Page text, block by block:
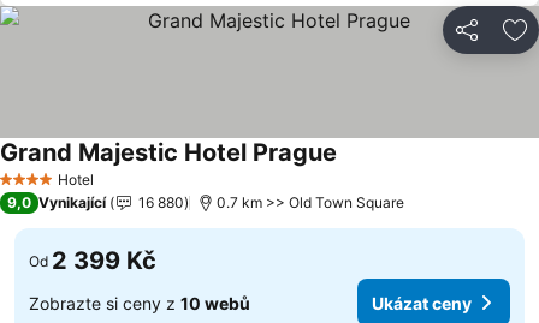
Sdílet
4 Počet hvězdiček
Hotel
Grand Majestic Hotel Prague
9,0 Vynikající 16 880 0.7 km >> Old Town Square
Od 2 399 Kč
Zobrazte si ceny z 10 webů Ukázat ceny